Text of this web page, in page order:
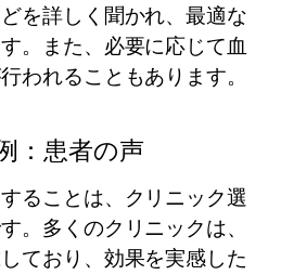
を詳しく聞かれ、最適な
。また、必要に応じて血
われることもあります。
：患者の声
ることは、クリニック選
。多くのクリニックは、
ており、効果を実感した